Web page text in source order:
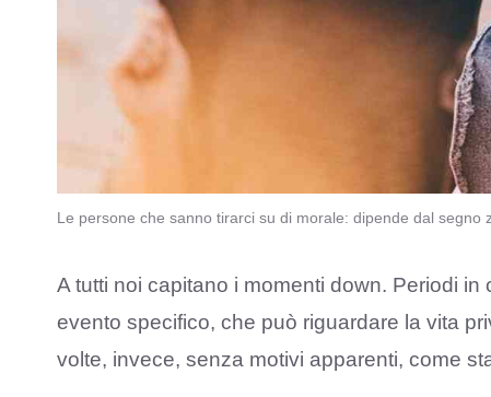
Le persone che sanno tirarci su di morale: dipende dal segno
A tutti noi capitano i momenti down. Periodi
evento specifico, che può riguardare la vita
volte, invece, senza motivi apparenti, come